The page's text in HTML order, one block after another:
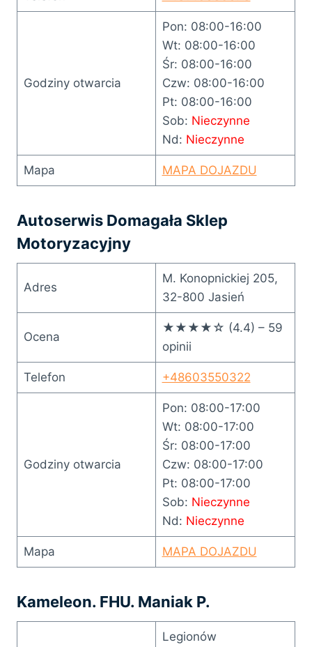
Godziny otwarcia
Pon: 08:00-16:00
Wt: 08:00-16:00
Śr: 08:00-16:00
Czw: 08:00-16:00
Pt: 08:00-16:00
Sob: Nieczynne
Nd: Nieczynne
Mapa MAPA DOJAZDU
Autoserwis Domagała Sklep
Motoryzacyjny
Adres
M. Konopnickiej 205,
32-800 Jasień
Ocena
★★★★☆ (4.4) – 59
opinii
Telefon +48603550322
Godziny otwarcia
Pon: 08:00-17:00
Wt: 08:00-17:00
Śr: 08:00-17:00
Czw: 08:00-17:00
Pt: 08:00-17:00
Sob: Nieczynne
Nd: Nieczynne
Mapa MAPA DOJAZDU
Kameleon. FHU. Maniak P.
Legionów